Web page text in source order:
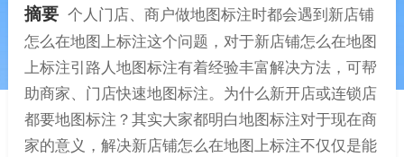
摘要 个人门店、商户做地图标注时都会遇到新店铺
怎么在地图上标注这个问题，对于新店铺怎么在地图
上标注引路人地图标注有着经验丰富解决方法，可帮
助商家、门店快速地图标注。为什么新开店或连锁店
都要地图标注？其实大家都明白地图标注对于现在商
家的意义，解决新店铺怎么在地图上标注不仅仅是能